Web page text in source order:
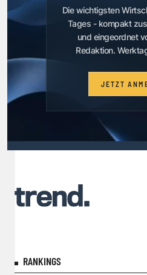
Kärntens Erfolgsgeschichten
Forschungs- und
Die wichtigsten
Tages - kompakt
und eingeordnet
Redaktion.
JETZT
RANKINGS